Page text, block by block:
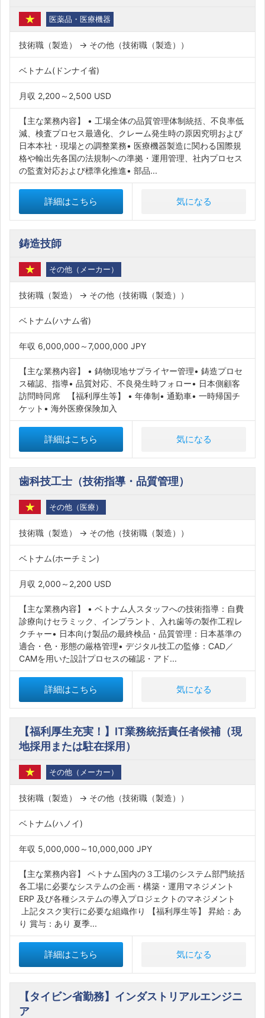
医薬品・医療機器
技術職（製造） → その他（技術職（製造））
ベトナム(ドンナイ省)
月収 2,200～2,500 USD
【主な業務内容】 • 工場全体の品質管理体制統括、不良率低
減、検査プロセス最適化、クレーム発生時の原因究明および
日本本社・現場との調整業務• 医療機器製造に関わる国際規
格や輸出先各国の法規制への準拠・運用管理、社内プロセス
の監査対応および標準化推進• 部品...
詳細はこちら 気になる
鋳造技師
その他（メーカー）
技術職（製造） → その他（技術職（製造））
ベトナム(ハナム省)
年収 6,000,000～7,000,000 JPY
【主な業務内容】 • 鋳物現地サプライヤー管理• 鋳造プロセ
ス確認、指導• 品質対応、不良発生時フォロー• 日本側顧客
訪問時同席 【福利厚生等】 • 年俸制• 通勤車• 一時帰国チ
ケット• 海外医療保険加入
詳細はこちら 気になる
歯科技工士（技術指導・品質管理）
その他（医療）
技術職（製造） → その他（技術職（製造））
ベトナム(ホーチミン)
月収 2,000～2,200 USD
【主な業務内容】 • ベトナム人スタッフへの技術指導：自費
診療向けセラミック、インプラント、入れ歯等の製作工程レ
クチャー• 日本向け製品の最終検品・品質管理：日本基準の
適合・色・形態の厳格管理• デジタル技工の監修：CAD／
CAMを用いた設計プロセスの確認・アド...
詳細はこちら 気になる
【福利厚生充実！】IT業務統括責任者候補（現
地採用または駐在採用）
その他（メーカー）
技術職（製造） → その他（技術職（製造））
ベトナム(ハノイ)
年収 5,000,000～10,000,000 JPY
【主な業務内容】 ベトナム国内の３工場のシステム部門統括
各工場に必要なシステムの企画・構築・運用マネジメント
ERP 及び各種システムの導入プロジェクトのマネジメント
上記タスク実行に必要な組織作り 【福利厚生等】 昇給：あ
り 賞与：あり 夏季...
詳細はこちら 気になる
【タイビン省勤務】インダストリアルエンジニ
ア